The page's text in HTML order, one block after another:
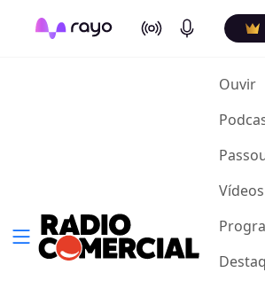
On Air Podcasts
Ouvir
Vídeos